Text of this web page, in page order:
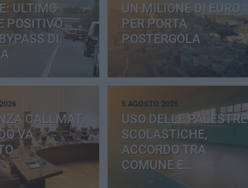
ULTIMO
POSITIVO
DI
UN MILIONE DI EURO
PER PORTA
POSTERGOLA
CALLMAT,
VA
5 AGOSTO 2026
USO DELLE PALESTRE
SCOLASTICHE,
ACCORDO TRA
COMUNE E
PROVINCIA